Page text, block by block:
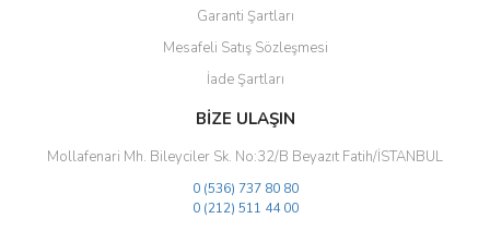
Garanti Şartları
Mesafeli Satış Sözleşmesi
İade Şartları
BİZE ULAŞIN
Mollafenari Mh. Bileyciler Sk. No:32/B Beyazıt Fatih/İSTANBUL
0 (536) 737 80 80
0 (212) 511 44 00